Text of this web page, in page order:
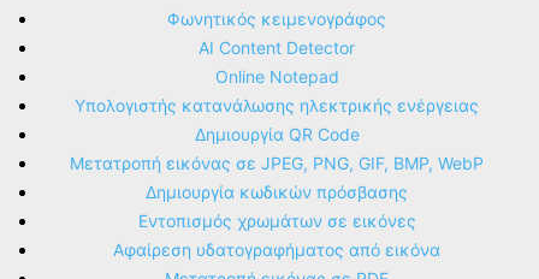
Φωνητικός κειμενογράφος
AI Content Detector
Online Notepad
Υπολογιστής κατανάλωσης ηλεκτρικής ενέργειας
Δημιουργία QR Code
Μετατροπή εικόνας σε JPEG, PNG, GIF, BMP, WebP
Δημιουργία κωδικών πρόσβασης
Εντοπισμός χρωμάτων σε εικόνες
Αφαίρεση υδατογραφήματος από εικόνα